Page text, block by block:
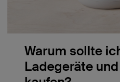
Warum sollte
Ladegeräte